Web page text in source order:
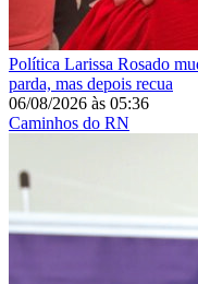
Política Larissa Rosado
parda, mas depois recua
06/08/2026 às 05:36
Caminhos do RN